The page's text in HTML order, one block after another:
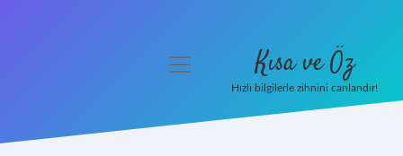
menüyü
Kısa ve Öz
Hızlı bilgilerle zihnini canlandır!